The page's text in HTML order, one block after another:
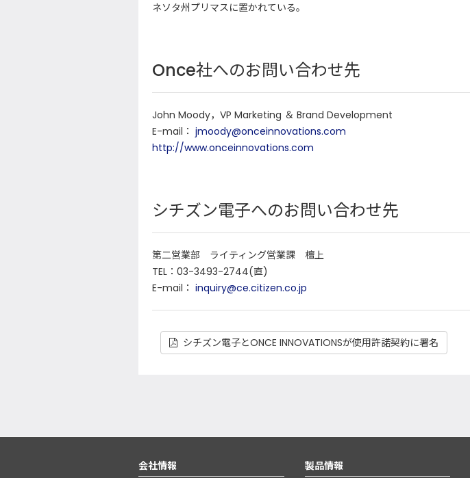
ネソタ州プリマスに置かれている。
Once社へのお問い合わせ先
John Moody，VP Marketing ＆ Brand Development
E-mail： jmoody@onceinnovations.com
http://www.onceinnovations.com
シチズン電子へのお問い合わせ先
第二営業部 ライティング営業課 檀上
TEL：03-3493-2744(直)
E-mail： inquiry@ce.citizen.co.jp
シチズン電子とONCE INNOVATIONSが使用許諾契約に署名
会社情報 製品情報